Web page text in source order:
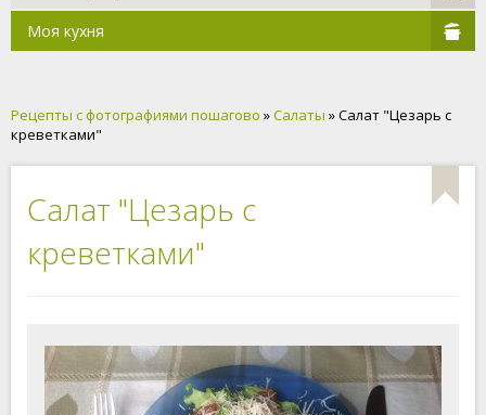
Моя кухня
Рецепты с фотографиями пошагово »Салаты » Салат "Цезарь с
креветками"
Салат "Цезарь с
креветками"